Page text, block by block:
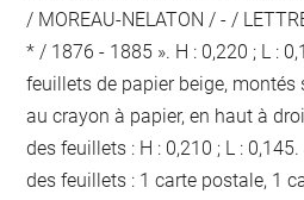
/ MOREAU-NELATON / - /
* / 1876 - 1885 ». H : 0,220 ; L :
feuillets de papier beige, montés
au crayon à papier, en haut à
des feuillets : H : 0,210 ; L :
des feuillets : 1 carte postale, 1